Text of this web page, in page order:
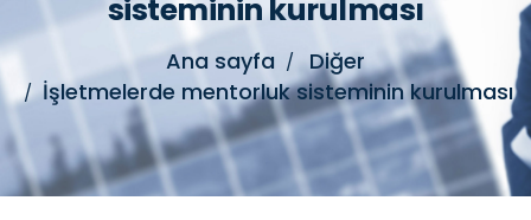
sisteminin kurulması
Ana sayfa
Diğer
İşletmelerde mentorluk sisteminin kurulması